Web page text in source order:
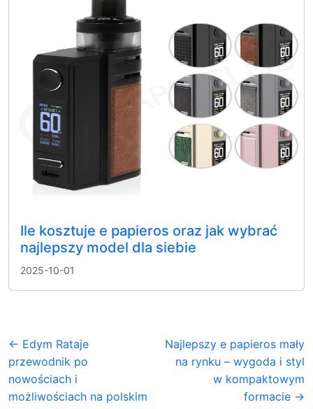
Ile kosztuje e papieros oraz jak wybrać
najlepszy model dla siebie
2025-10-01
← Edym Rataje
przewodnik po
nowościach i
możliwościach na polskim
Najlepszy e papieros mały
na rynku – wygoda i styl
w kompaktowym
formacie →